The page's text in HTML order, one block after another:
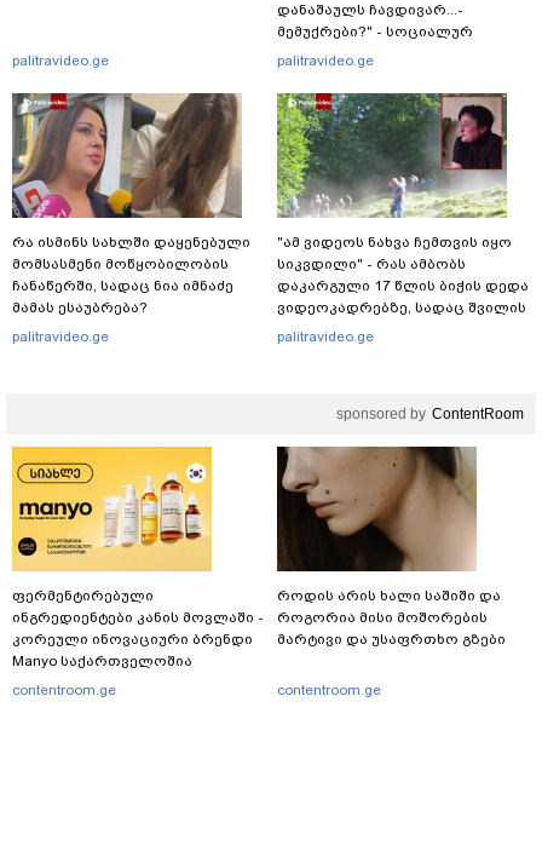
palitravideo.ge
რა ისმინს სახლში დაყენებული
მომსასმენი მოწყობილობის
ჩანაწერში, სადაც ნია იმნაძე
მამას ესაუბრება?
palitravideo.ge
დანაშაულს ჩავდივარ...-
მემუქრები?" - სოციალურ
ქსელში სკანდალური კადრები
palitravideo.ge
"ამ ვიდეოს ნახვა ჩემთვის იყო
სიკვდილი" - რას ამბობს
დაკარგული 17 წლის ბიჭის დედა
ვიდეოკადრებზე, სადაც შვილის
განწირული ვედრების ხმა
palitravideo.ge
sponsored by ContentRoom
ფერმენტირებული
ინგრედიენტები კანის მოვლაში -
კორეული ინოვაციური ბრენდი
Manyo საქართველოშია
contentroom.ge
როდის არის ხალი საშიში და
როგორია მისი მოშორების
მარტივი და უსაფრთხო გზები
contentroom.ge